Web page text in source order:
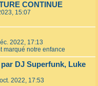
CONTINUE
15:07
2022, 17:13
marqué notre enfance
DJ Superfunk, Luke
2022, 17:53